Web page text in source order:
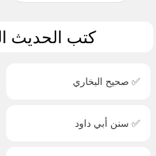
كتب الحديث
✅ صحيح البخاري
✅ سنن أبي داود